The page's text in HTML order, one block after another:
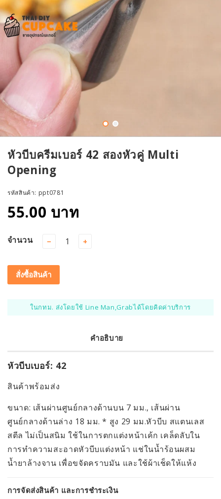
หัวบีบครีมเบอร์ 42 สองหัวคู่ Multi
Opening
รหัสสินค้า: ppt0781
55.00 บาท
จำนวน − +
สั่งซื้อสินค้า
ในกทม. ส่งโดยใช้ Line Man,Grabได้โดยคิดค่าบริการ
คำอธิบาย
หัวบีบเบอร์: 42
สินค้าพร้อมส่ง
ขนาด: เส้นผ่านศูนย์กลางด้านบน 7 มม., เส้นผ่าน
ศูนย์กลางด้านล่าง 18 มม. * สูง 29 มม.หัวบีบ สแตนเลส
สตีล ไม่เป็นสนิม ใช้ในการตกแต่งหน้าเค้ก เคล็ดลับใน
การทำความสะอาดหัวบีบแต่งหน้า แช่ในน้ำร้อนผสม
น้ำยาล้างจาน เพื่อขจัดคราบมัน และใช้ผ้าเช็ดให้แห้ง
การจัดส่งสินค้า และการชำระเงิน